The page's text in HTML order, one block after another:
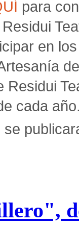
para
en
Residui
cada